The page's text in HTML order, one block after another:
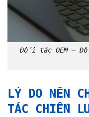
Đối tác OEM –
LÝ DO NÊN
TÁC CHIẾN